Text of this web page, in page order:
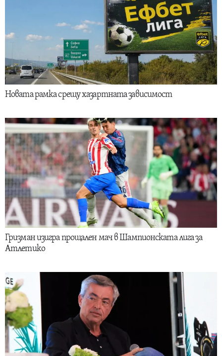
Новата рамка срещу хазартната зависимост
Гризман изигра прощален мач в Шампионската лига за
Атлетико